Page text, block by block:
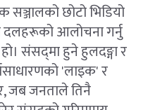
सञ्जालको छोटो भिडियो
दलहरूको आलोचना गर्नु
संसद्‌मा हुने हुलदङ्गा र
'लाइक' र
जब जनताले तिनै